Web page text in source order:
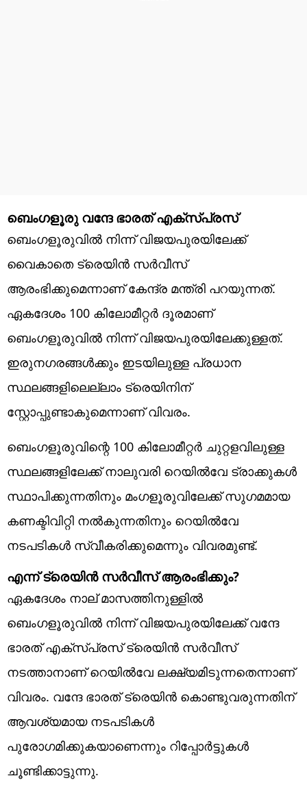
ബെംഗളൂരു വന്ദേ ഭാരത് എക്‌സ്പ്രസ്
ബെംഗളൂരുവില്‍ നിന്ന് വിജയപുരയിലേക്ക്
വൈകാതെ ട്രെയിന്‍ സര്‍വീസ്
ആരംഭിക്കുമെന്നാണ് കേന്ദ്ര മന്ത്രി പറയുന്നത്.
ഏകദേശം 100 കിലോമീറ്റര്‍ ദൂരമാണ്
ബെംഗളൂരുവില്‍ നിന്ന് വിജയപുരയിലേക്കുള്ളത്.
ഇരുനഗരങ്ങള്‍ക്കും ഇടയിലുള്ള പ്രധാന
സ്ഥലങ്ങളിലെല്ലാം ട്രെയിനിന്
സ്റ്റോപ്പുണ്ടാകുമെന്നാണ് വിവരം.
ബെംഗളൂരുവിന്റെ 100 കിലോമീറ്റര്‍ ചുറ്റളവിലുള്ള
സ്ഥലങ്ങളിലേക്ക് നാലുവരി റെയില്‍വേ ട്രാക്കുകള്‍
സ്ഥാപിക്കുന്നതിനും മംഗളൂരുവിലേക്ക് സുഗമമായ
കണക്ടിവിറ്റി നല്‍കുന്നതിനും റെയില്‍വേ
നടപടികള്‍ സ്വീകരിക്കുമെന്നും വിവരമുണ്ട്.
എന്ന് ട്രെയിന്‍ സര്‍വീസ് ആരംഭിക്കും?
ഏകദേശം നാല് മാസത്തിനുള്ളില്‍
ബെംഗളൂരുവില്‍ നിന്ന് വിജയപുരയിലേക്ക് വന്ദേ
ഭാരത് എക്‌സ്പ്രസ് ട്രെയിന്‍ സര്‍വീസ്
നടത്താനാണ് റെയില്‍വേ ലക്ഷ്യമിടുന്നതെന്നാണ്
വിവരം. വന്ദേ ഭാരത് ട്രെയിന്‍ കൊണ്ടുവരുന്നതിന്
ആവശ്യമായ നടപടികള്‍
പുരോഗമിക്കുകയാണെന്നും റിപ്പോര്‍ട്ടുകള്‍
ചൂണ്ടിക്കാട്ടുന്നു.